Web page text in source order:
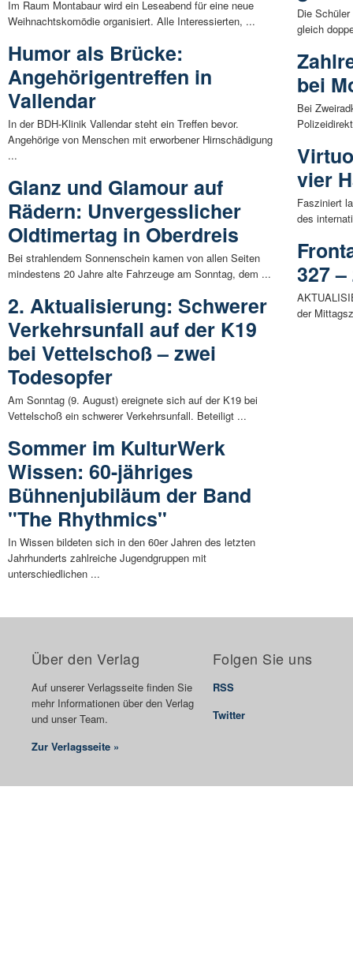
Im Raum Montabaur wird ein Leseabend für eine neue
Weihnachtskomödie organisiert. Alle Interessierten, ...
Humor als Brücke:
Angehörigentreffen in
Vallendar
In der BDH-Klinik Vallendar steht ein Treffen bevor.
Angehörige von Menschen mit erworbener Hirnschädigung
...
Glanz und Glamour auf
Rädern: Unvergesslicher
Oldtimertag in Oberdreis
Bei strahlendem Sonnenschein kamen von allen Seiten
mindestens 20 Jahre alte Fahrzeuge am Sonntag, dem ...
2. Aktualisierung: Schwerer
Verkehrsunfall auf der K19
bei Vettelschoß – zwei
Todesopfer
Am Sonntag (9. August) ereignete sich auf der K19 bei
Vettelschoß ein schwerer Verkehrsunfall. Beteiligt ...
Sommer im KulturWerk
Wissen: 60-jähriges
Bühnenjubiläum der Band
"The Rhythmics"
In Wissen bildeten sich in den 60er Jahren des letzten
Jahrhunderts zahlreiche Jugendgruppen mit
unterschiedlichen ...
Die
gleich
bei
Bei
vier
Fasziniert
des
327
der
Über den Verlag
Auf unserer Verlagsseite finden Sie
mehr Informationen über den Verlag
und unser Team.
Zur Verlagsseite »
Folgen Sie uns
RSS
Twitter